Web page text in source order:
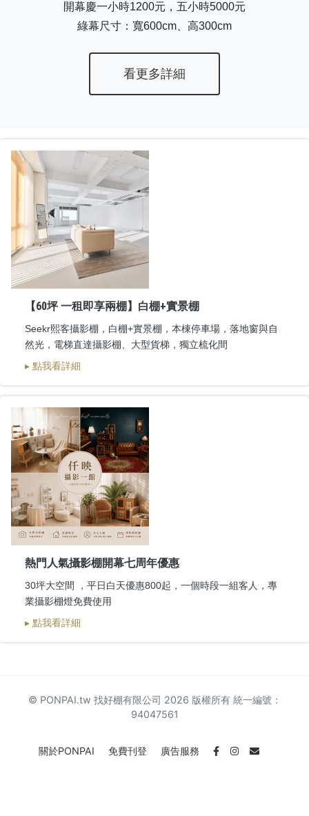
開幕慶一小時1200元，五小時5000元
綠幕尺寸：寬600cm、高300cm
看更多詳細
【60坪 一租即享兩棚】白棚+實景棚
Seekr熙客攝影棚，白棚+實景棚，本棟停車場，落地窗與自
然光，電梯直達攝影棚、大型貨梯，獨立梳化間
▸ 點我看詳細
熱門人氣攝影棚開幕七周年優惠
30坪大空間 ，平日白天優惠800起，一個時段一組客人，專
業攝影棚燈免費使用
▸ 點我看詳細
© PONPAI.tw 找好棚有限公司 2026 版權所有 統一編號：
94047561
關於PONPAI 免費刊登 廣告服務